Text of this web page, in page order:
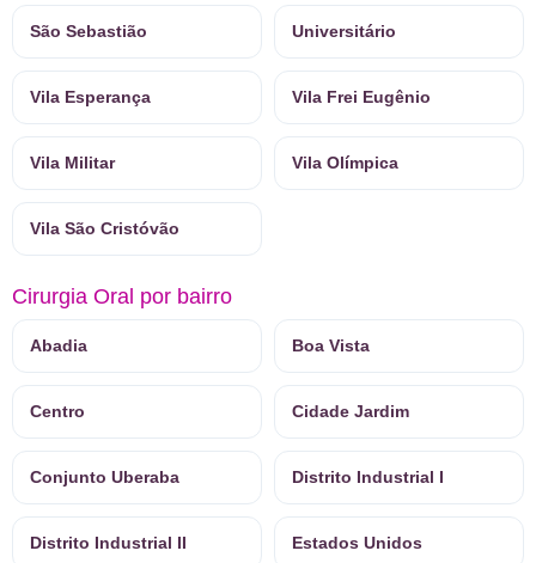
São Sebastião Universitário
Vila Esperança Vila Frei Eugênio
Vila Militar Vila Olímpica
Vila São Cristóvão
Cirurgia Oral por bairro
Abadia Boa Vista
Centro Cidade Jardim
Conjunto Uberaba Distrito Industrial I
Distrito Industrial II Estados Unidos